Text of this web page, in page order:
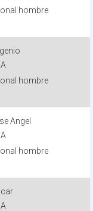
hombre
hombre
Angel
hombre